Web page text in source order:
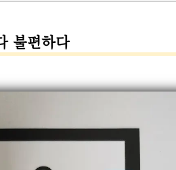
불편하다